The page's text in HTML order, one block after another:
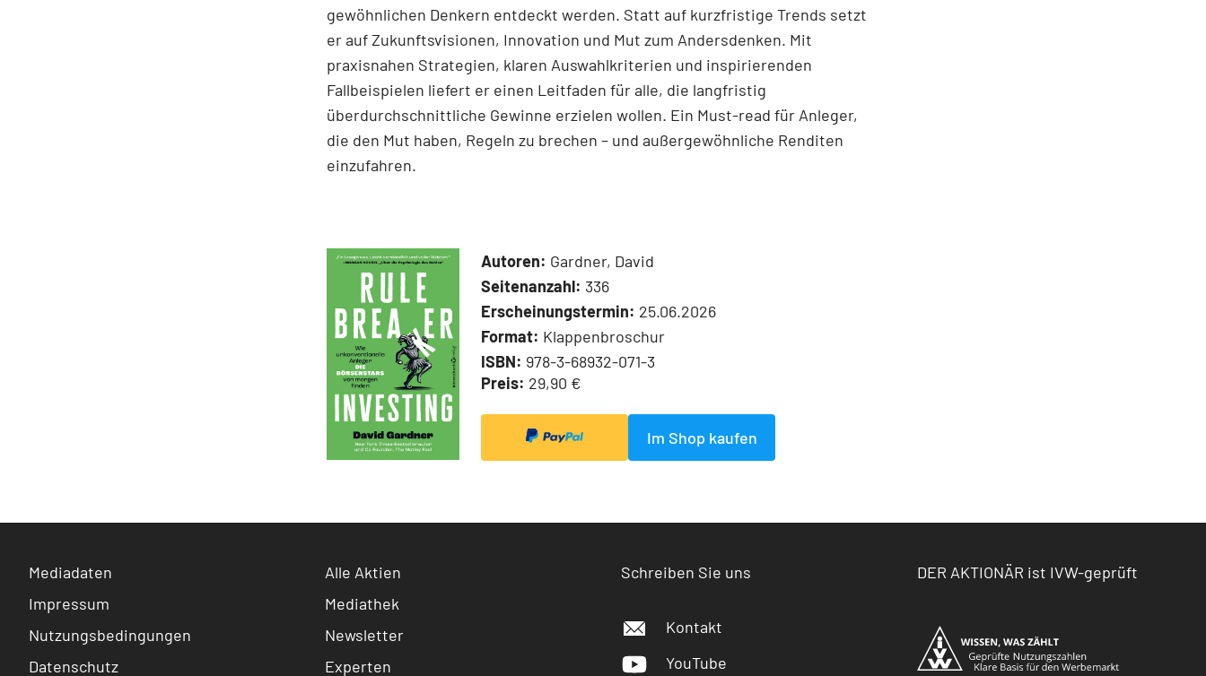
gewöhnlichen Denkern entdeckt werden. Statt auf kurzfristige Trends setzt
er auf Zukunftsvisionen, Innovation und Mut zum Andersdenken. Mit
praxisnahen Strategien, klaren Auswahlkriterien und inspirierenden
Fallbeispielen liefert er einen Leit­faden für alle, die langfristig
überdurchschnittliche Gewinne erzielen wollen. Ein Must-read für Anleger,
die den Mut haben, Regeln zu brechen – und außergewöhnliche Renditen
einzufahren.
Autoren: Gardner, David
Seitenanzahl: 336
Erscheinungstermin: 25.06.2026
Format: Klappenbroschur
ISBN: 978-3-68932-071-3
Preis: 29,90 €
Im Shop kaufen
Mediadaten
Impressum
Nutzungsbedingungen
Datenschutz
Alle Aktien
Mediathek
Newsletter
Experten
Schreiben Sie uns
Kontakt
YouTube
DER AKTIONÄR ist IVW-geprüft